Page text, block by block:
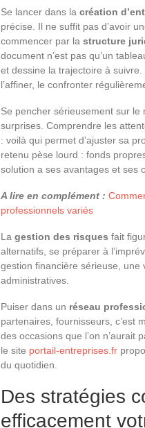
Se lancer dans la création
précise. Il ne suffit pas d’avoir
commencer par la structure
document n’est pas qu’un
et dessine la trajectoire à suivre.
l’affiner, le confronter
Se pencher sérieusement sur le
surprises. Comprendre les
: voilà qui permet d’ajuster sa
retenu pèse lourd : fonds
solution a ses avantages et ses
A lire en complément :
professionnels variés
La gestion des risques fait
alternatifs, se préparer à
gestion financière sérieuse,
administratives.
Puiser dans un réseau
partenaires, fournisseurs, c’est
des occasions que l’on n’aurait
le site portail-entreprises.fr
du quotidien.
Des stratégies
efficacement